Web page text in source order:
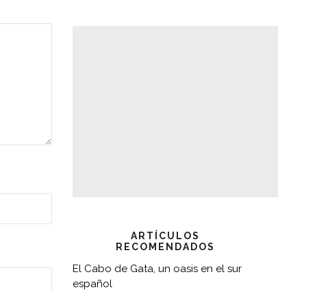
ARTÍCULOS
RECOMENDADOS
El Cabo de Gata, un oasis en el sur
español